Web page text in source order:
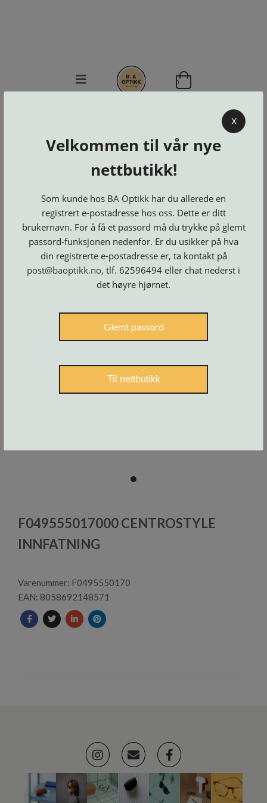
KJØPSVILKÅR
KONTAKT
OSS
DELER
LOGG INN
0
Brillerens
Brillesnorer
Clip-
on
og
Suncover
Etuier
Innfatninger
Lesebriller
og
Speil
Maskiner
Neseputer
Skruer
Solbriller
Verktøy
og
tilbehør
Se alle kategorier
item
of
1
F049555017000 CENTROSTYLE
INNFATNING
Varenummer: F0495550170
EAN: 8058692148571
X
Velkommen til vår nye
nettbutikk!
Som kunde hos BA Optikk har du allerede en
registrert e-postadresse hos oss. Dette er ditt
brukernavn. For å få et passord må du trykke på glemt
passord-funksjonen nedenfor. Er du usikker på hva
din registrerte e-postadresse er, ta kontakt på
post@baoptikk.no, tlf. 62596494 eller chat nederst i
det høyre hjørnet.
Glemt passord
Til nettbutikk